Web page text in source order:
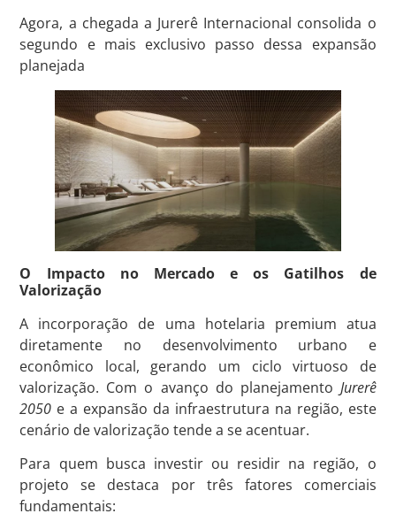
Agora, a chegada a Jurerê Internacional consolida o
segundo e mais exclusivo passo dessa expansão
planejada
O Impacto no Mercado e os Gatilhos de
Valorização
A incorporação de uma hotelaria premium atua
diretamente no desenvolvimento urbano e
econômico local, gerando um ciclo virtuoso de
valorização. Com o avanço do planejamento Jurerê
2050 e a expansão da infraestrutura na região, este
cenário de valorização tende a se acentuar.
Para quem busca investir ou residir na região, o
projeto se destaca por três fatores comerciais
fundamentais: